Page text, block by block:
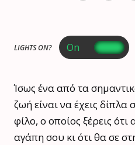
LIGHTS ON?
Ίσως ένα από τα
ζωή είναι να έχεις
φίλο, ο οποίος ξέρεις ότι
αγάπη σου κι ότι θα σε